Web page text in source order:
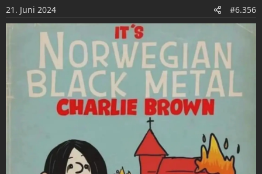
n
e
21. Juni 2024 #6.356